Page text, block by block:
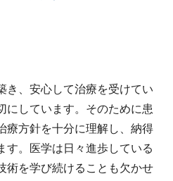
き、安心して治療を受けてい
にしています。そのために患
療方針を十分に理解し、納得
す。医学は日々進歩している
術を学び続けることも欠かせ